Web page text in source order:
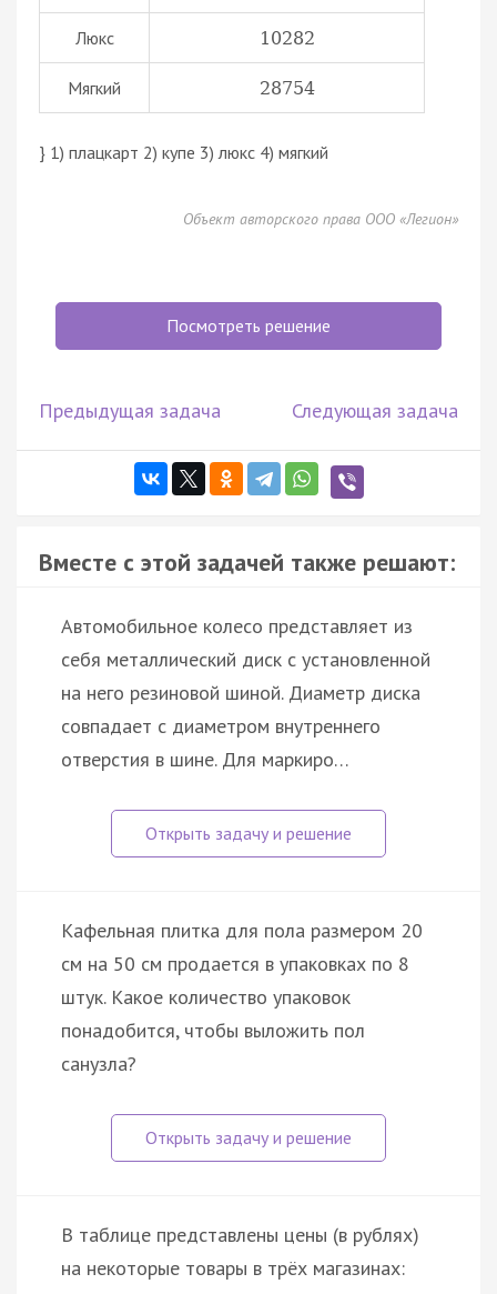
Люкс 10282
Мягкий 28754
} 1) плацкарт 2) купе 3) люкс 4) мягкий
Объект авторского права ООО «Легион»
Посмотреть решение
Предыдущая задача Следующая задача
Вместе с этой задачей также решают:
Автомобильное колесо представляет из
себя металлический диск с установленной
на него резиновой шиной. Диаметр диска
совпадает с диаметром внутреннего
отверстия в шине. Для маркиро…
Кафельная плитка для пола размером 20
см на 50 см продается в упаковках по 8
штук. Какое количество упаковок
понадобится, чтобы выложить пол
санузла?
В таблице представлены цены (в рублях)
на некоторые товары в трёх магазинах: